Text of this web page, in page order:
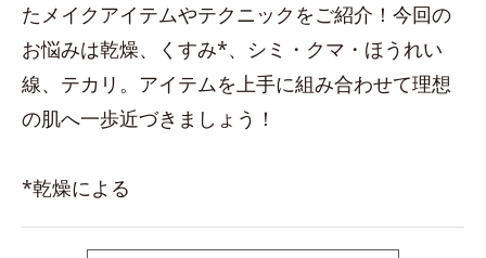
たメイクアイテムやテクニックをご紹介！今回の
お悩みは乾燥、くすみ*、シミ・クマ・ほうれい
線、テカリ。アイテムを上手に組み合わせて理想
の肌へ一歩近づきましょう！
*乾燥による